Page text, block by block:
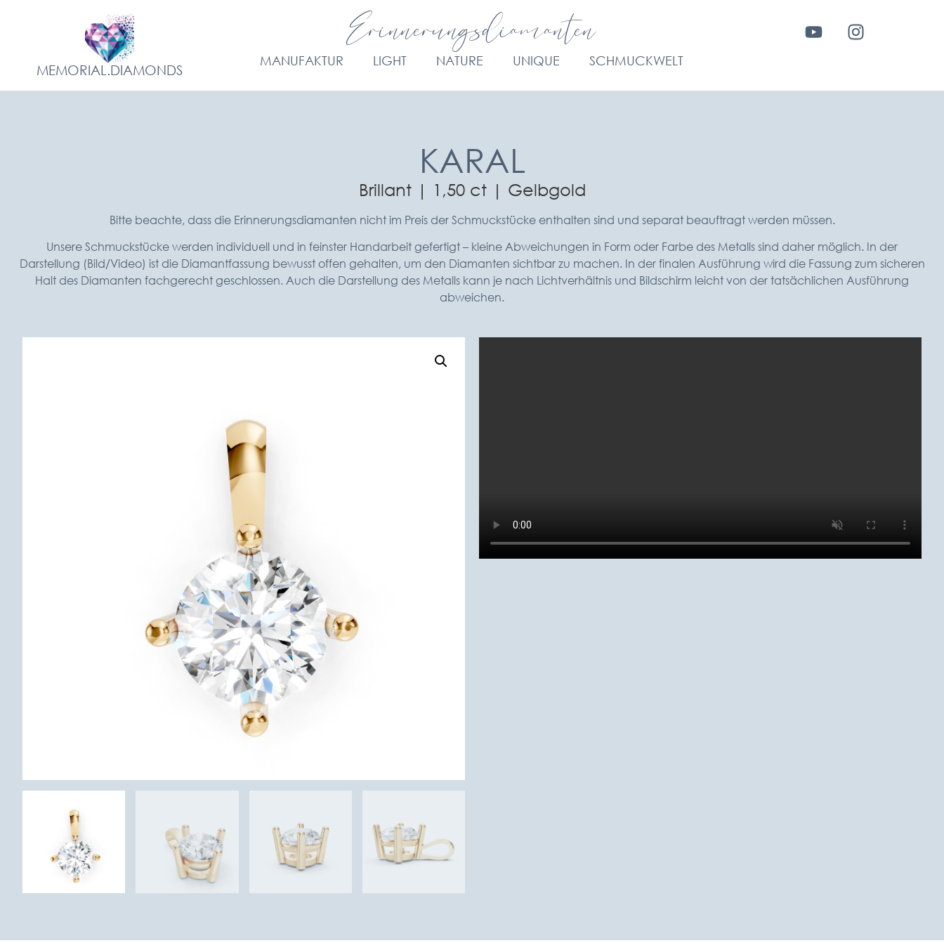
MEMORIAL.DIAMONDS
Erinnerungsdiamanten
MANUFAKTUR LIGHT NATURE UNIQUE SCHMUCKWELT
KARAL
Brillant | 1,50 ct | Gelbgold
Bitte beachte, dass die Erinnerungsdiamanten nicht im Preis der Schmuckstücke enthalten sind und separat beauftragt werden müssen.
Unsere Schmuckstücke werden individuell und in feinster Handarbeit gefertigt – kleine Abweichungen in Form oder Farbe des Metalls sind daher möglich. In der
Darstellung (Bild/Video) ist die Diamantfassung bewusst offen gehalten, um den Diamanten sichtbar zu machen. In der finalen Ausführung wird die Fassung zum sicheren
Halt des Diamanten fachgerecht geschlossen. Auch die Darstellung des Metalls kann je nach Lichtverhältnis und Bildschirm leicht von der tatsächlichen Ausführung
abweichen.